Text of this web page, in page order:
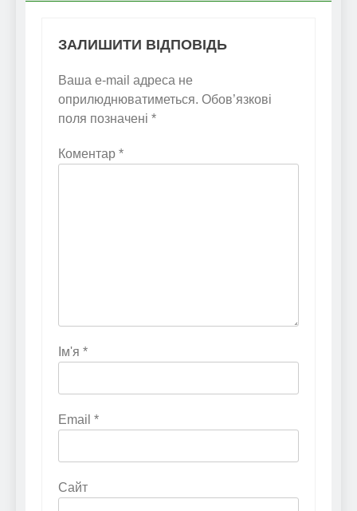
ЗАЛИШИТИ ВІДПОВІДЬ
Ваша e-mail адреса не
оприлюднюватиметься. Обов’язкові
поля позначені *
Коментар *
Ім'я *
Email *
Сайт